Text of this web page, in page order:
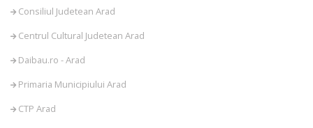
Consiliul Judetean Arad
Centrul Cultural Judetean Arad
Daibau.ro - Arad
Primaria Municipiului Arad
CTP Arad